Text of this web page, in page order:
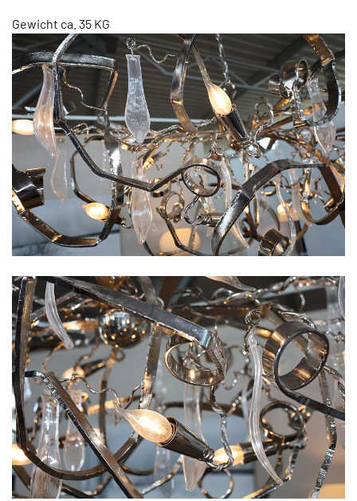
Gewicht ca. 35 KG